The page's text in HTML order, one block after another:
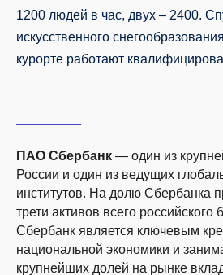
1200 людей в час, двух – 2400.
искусственного
курорте работают
ПАО Сбербанк — один из
России и один из ведущих
институтов. На долю Сбербанка
трети активов всего российского
Сбербанк является ключевым
национальной экономики и
крупнейших долей на рынке